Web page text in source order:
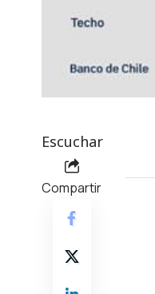
Escuchar
Compartir